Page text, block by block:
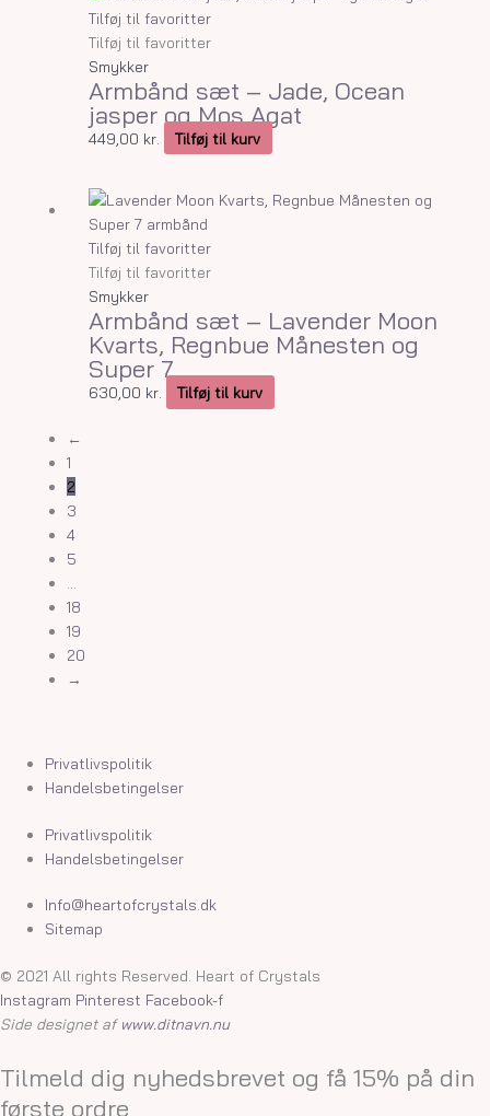
Tilføj til favoritter
Tilføj til favoritter
Smykker
Armbånd sæt – Jade, Ocean
jasper og Mos Agat
449,00 kr. Tilføj til kurv
Tilføj til favoritter
Tilføj til favoritter
Smykker
Armbånd sæt – Lavender Moon
Kvarts, Regnbue Månesten og
Super 7
630,00 kr. Tilføj til kurv
←
1
2
3
4
5
18
19
20
→
Privatlivspolitik
Handelsbetingelser
Privatlivspolitik
Handelsbetingelser
Info@heartofcrystals.dk
Sitemap
© 2021 All rights Reserved. Heart of Crystals
Instagram Pinterest Facebook-f
Side designet af www.ditnavn.nu
Tilmeld dig nyhedsbrevet og få 15% på din
første ordre